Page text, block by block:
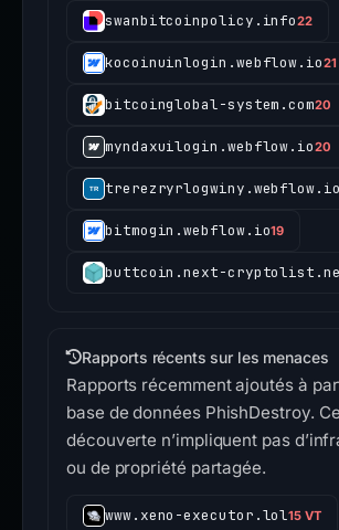
swanbitcoinpolicy.info22
kocoinuinlogin.webflow.io21
bitcoinglobal-system.com20
myndaxuilogin.webflow.io20
trerezryrlogwiny.webflow.io
bitmogin.webflow.io19
buttcoin.next-
Rapports récents sur les menaces
Rapports récemment ajoutés à
base de données PhishDestroy.
découverte n’impliquent pas
ou de propriété partagée.
www.xeno-executor.lol15 VT